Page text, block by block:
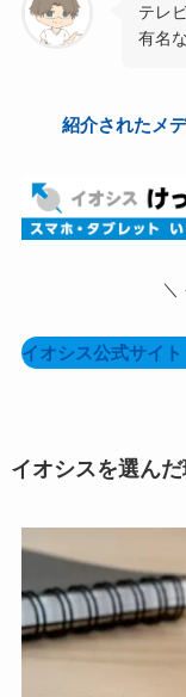
テレ
有名
紹介されたメ
＼
イオシス公式サイト
イオシスを選ん